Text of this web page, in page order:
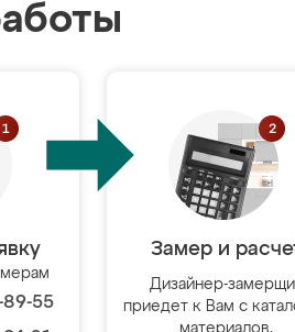
55
Замер и
Дизайнер-
приедет к Вам с
материалов,